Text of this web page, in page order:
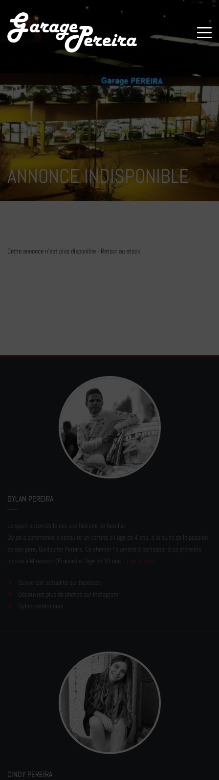
ANNONCE INDISPONIBLE
Cette annonce n'est plus disponible - Retour au stock
DYLAN PEREIRA
Le sport automobile est une histoire de famille.
Dylan a commencé à conduire un karting à l’âge de 4 ans, à la suite de la passion
de son père, Guillaume Pereira. Ce chemin l'a amené à participer à sa première
course à Mirecourt (France) à l'âge de 10 ans... Lire la suite
Suivre son actualité sur facebook
Découvrez plus de photos sur Instagram
Dylan-pereira.com
CINDY PEREIRA
Paramètres avancés des cookies